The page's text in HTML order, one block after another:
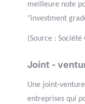
meilleure note
"investment
(Source : Société
Joint -
Une joint-
entreprises qui